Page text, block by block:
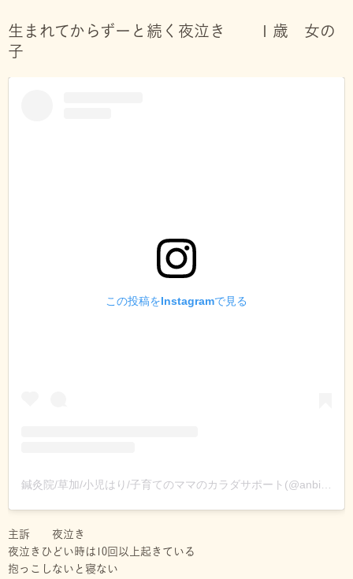
生まれてからずーと続く夜泣き １歳 女の
子
この投稿をInstagramで見る
鍼灸院/草加/小児はり/子育てのママのカラダサポート(@anbirusayaka)がシェアした投稿
主訴 夜泣き
夜泣きひどい時は10回以上起きている
抱っこしないと寝ない